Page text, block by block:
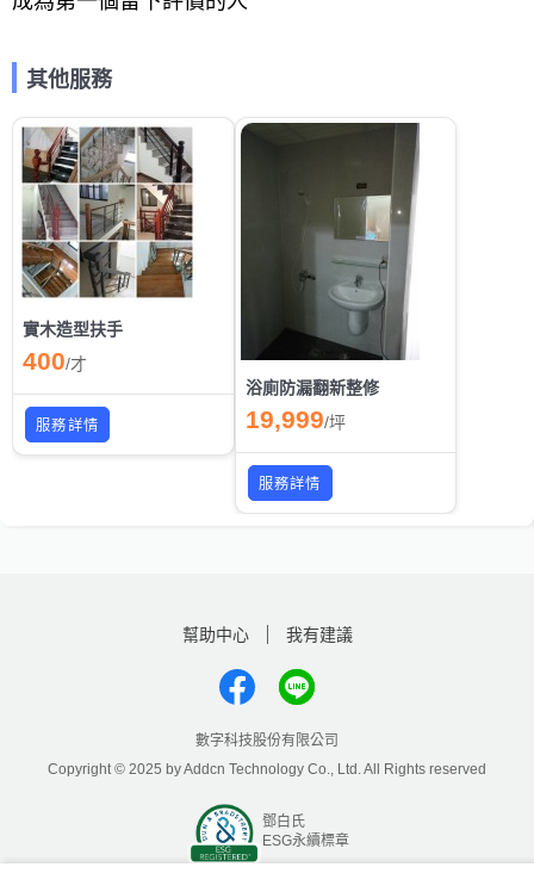
其他服務
實木造型扶手
400/才
服務詳情
浴廁防漏翻新整修
19,999/坪
服務詳情
幫助中心 我有建議
數字科技股份有限公司
Copyright © 2025 by Addcn Technology Co., Ltd. All Rights reserved
鄧白氏
ESG永續標章